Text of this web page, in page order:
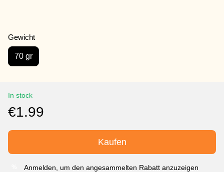
Gewicht
70 gr
In stock
€1.99
Kaufen
Anmelden, um den angesammelten Rabatt anzuzeigen